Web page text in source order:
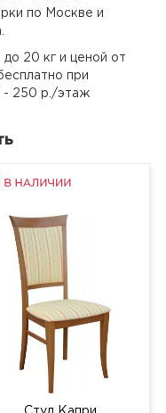
по Москве и
20 кг и ценой от
при
- 250 р./этаж